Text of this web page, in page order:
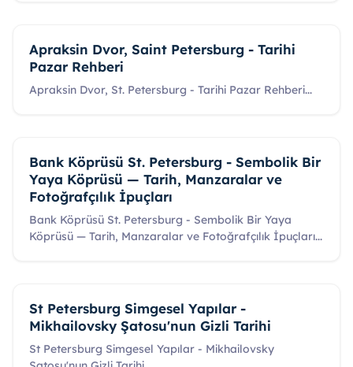
Apraksin Dvor, Saint Petersburg - Tarihi
Pazar Rehberi
Apraksin Dvor, St. Petersburg - Tarihi Pazar Rehberi...
Bank Köprüsü St. Petersburg - Sembolik Bir
Yaya Köprüsü — Tarih, Manzaralar ve
Fotoğrafçılık İpuçları
Bank Köprüsü St. Petersburg - Sembolik Bir Yaya
Köprüsü — Tarih, Manzaralar ve Fotoğrafçılık İpuçları...
St Petersburg Simgesel Yapılar -
Mikhailovsky Şatosu'nun Gizli Tarihi
St Petersburg Simgesel Yapılar - Mikhailovsky